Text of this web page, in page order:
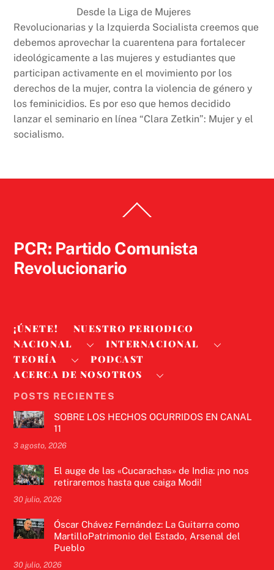
Desde la Liga de Mujeres
Revolucionarias y la Izquierda Socialista creemos que
debemos aprovechar la cuarentena para fortalecer
ideológicamente a las mujeres y estudiantes que
participan activamente en el movimiento por los
derechos de la mujer, contra la violencia de género y
los feminicidios. Es por eso que hemos decidido
lanzar el seminario en línea “Clara Zetkin”: Mujer y el
socialismo.
To
PCR: Partido Comunista
Revolucionario
¡ÚNETE!
NUESTRO PERIODICO
NACIONAL
INTERNACIONAL
TEORÍA
PODCAST
ACERCA DE NOSOTROS
POSTS RECIENTES
SOBRE LOS HECHOS OCURRIDOS EN CANAL
11
3 agosto, 2026
El auge de las «Cucarachas» de India: ¡no nos
retiraremos hasta que caiga Modi!
30 julio, 2026
Óscar Chávez Fernández: La Guitarra como
MartilloPatrimonio del Estado, Arsenal del
Pueblo
30 julio, 2026